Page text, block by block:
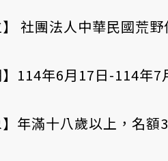
】 社團法人中華民國荒
】114年6月17日-114年7
】年滿十八歲以上，名